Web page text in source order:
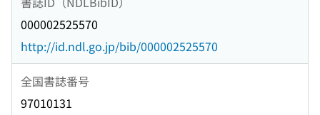
000002525570
http://id.ndl.go.jp/bib/000002525570
全国書誌番号
97010131